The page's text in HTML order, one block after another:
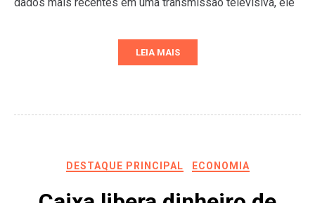
LEIA MAIS
DESTAQUE PRINCIPAL ECONOMIA